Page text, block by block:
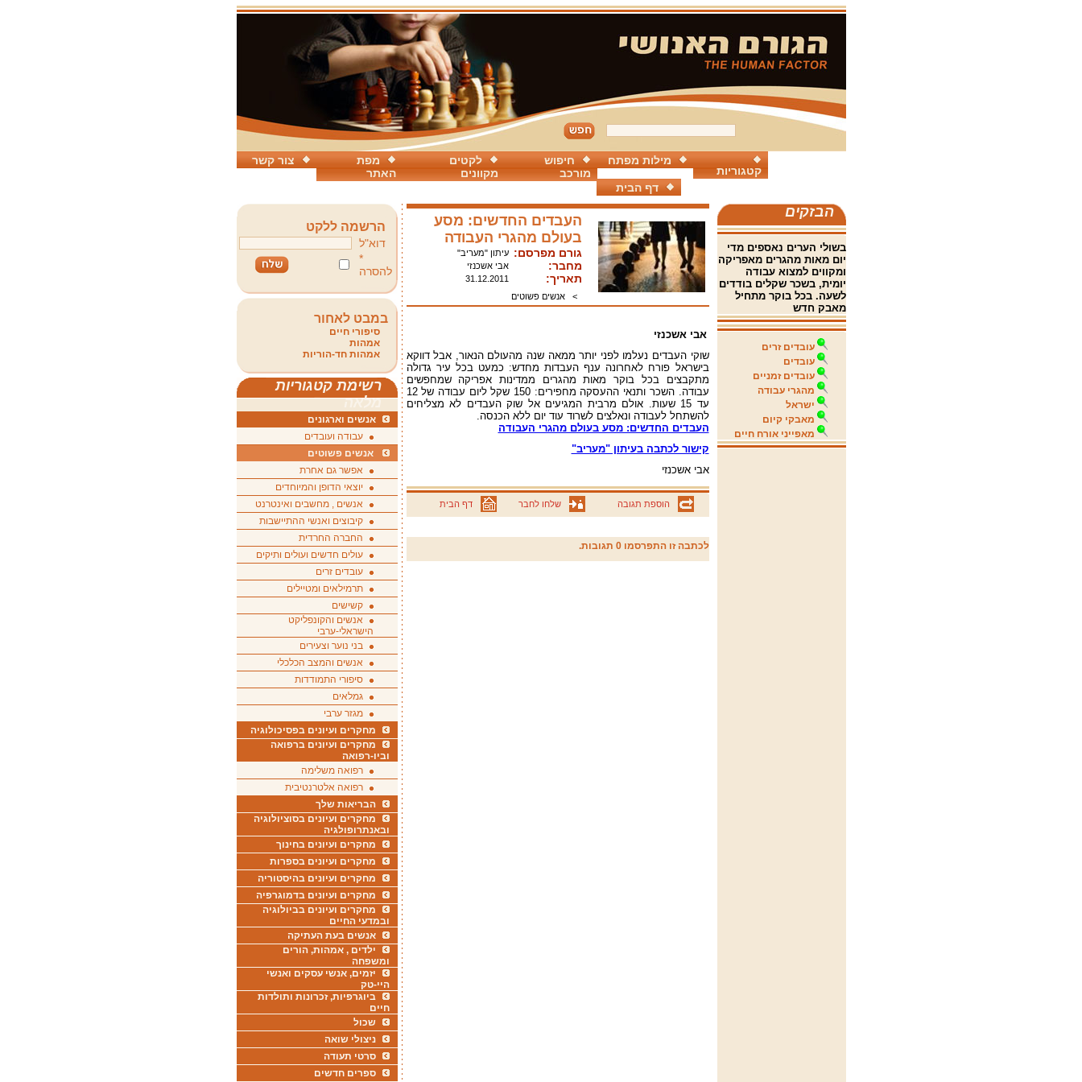
צור קשר
מפת
האתר
לקטים
מקוונים
חיפוש
מורכב
מילות מפתח
קטגוריות
דף הבית
הבזקים
בשולי הערים נאספים מדי
יום מאות מהגרים מאפריקה
ומקווים למצוא עבודה
יומית, בשכר שקלים בודדים
לשעה. בכל בוקר מתחיל
מאבק חדש
עובדים זרים
עובדים
עובדים זמניים
מהגרי עבודה
ישראל
מאבקי קיום
מאפייני אורח חיים
העבדים החדשים: מסע
בעולם מהגרי העבודה
גורם מפרסם: עיתון "מעריב"
מחבר: אבי אשכנזי
תאריך:
31.12.2011
>
אנשים פשוטים
אבי אשכנזי
שוקי העבדים נעלמו לפני יותר ממאה שנה מהעולם הנאור, אבל דווקא
בישראל פורח לאחרונה ענף העבדות מחדש: כמעט בכל עיר גדולה
מתקבצים בכל בוקר מאות מהגרים ממדינות אפריקה שמחפשים
עבודה. השכר ותנאי ההעסקה מחפירים: 150 שקל ליום עבודה של 12
עד 15 שעות. אולם מרבית המגיעים אל שוק העבדים לא מצליחים
להשתחל לעבודה ונאלצים לשרוד עוד יום ללא הכנסה.
העבדים החדשים: מסע בעולם מהגרי העבודה
קישור לכתבה בעיתון "מעריב"
אבי אשכנזי
הוספת תגובה שלחו לחבר דף הבית
לכתבה זו התפרסמו 0 תגובות.
הרשמה ללקט
דוא"ל
*
להסרה
במבט לאחור
סיפורי חיים
אמהות
אמהות חד-הוריות
רשימת קטגוריות
מלאה
אנשים וארגונים
עבודה ועובדים
אנשים פשוטים
אפשר גם אחרת
יוצאי הדופן והמיוחדים
אנשים , מחשבים ואינטרנט
קיבוצים ואנשי ההתיישבות
החברה החרדית
עולים חדשים ועולים ותיקים
עובדים זרים
תרמילאים ומטיילים
קשישים
אנשים והקונפליקט
הישראלי-ערבי
בני נוער וצעירים
אנשים והמצב הכלכלי
סיפורי התמודדות
גמלאים
מגזר ערבי
מחקרים ועיונים בפסיכולוגיה
מחקרים ועיונים ברפואה
וביו-רפואה
רפואה משלימה
רפואה אלטרנטיבית
הבריאות שלך
מחקרים ועיונים בסוציולוגיה
ובאנתרופולגיה
מחקרים ועיונים בחינוך
מחקרים ועיונים בספרות
מחקרים ועיונים בהיסטוריה
מחקרים ועיונים בדמוגרפיה
מחקרים ועיונים בביולוגיה
ובמדעי החיים
אנשים בעת העתיקה
ילדים , אמהות, הורים
ומשפחה
יזמים, אנשי עסקים ואנשי
היי-טק
ביוגרפיות, זכרונות ותולדות
חיים
שכול
ניצולי שואה
סרטי תעודה
ספרים חדשים